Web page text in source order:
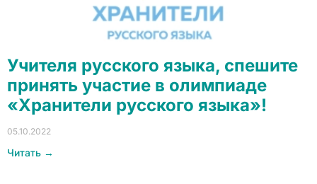
Учителя русского языка, спешите
принять участие в олимпиаде
«Хранители русского языка»!
05.10.2022
Читать →